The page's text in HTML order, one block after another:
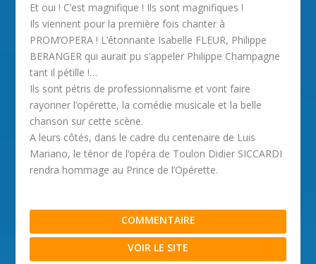
Et oui ! C’est magnifique ! Ils sont magnifiques !
Ils viennent pour la première fois chanter à
PROM’OPERA ! L’étonnante Isabelle FLEUR, Philippe
BERANGER qui aurait pu s’appeler Philippe Champagne
tant il pétille !…
Ils sont pétris de professionnalisme et vont faire
rayonner l’opérette, la comédie musicale et la belle
chanson sur cette scène.
A leurs côtés, dans le cadre du centenaire de Luis
Mariano, le ténor de l’opéra de Toulon Didier SICCARDI
rendra hommage au Prince de l’Opérette.
COMMENTAIRE
VOIR LE SITE